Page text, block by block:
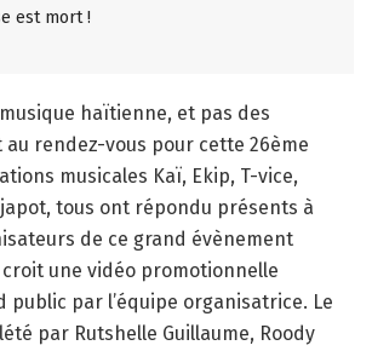
est mort !
haïtienne, et pas des
rendez-vous pour cette 26ème
musicales Kaï, Ekip, T-vice,
tous ont répondu présents à
de ce grand évènement
croit une vidéo promotionnelle
public par l’équipe organisatrice. Le
par Rutshelle Guillaume, Roody